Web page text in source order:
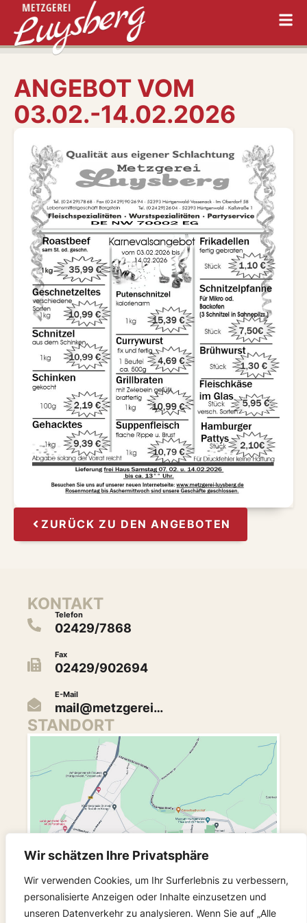
Wir schätzen Ihre Privatsphäre
Wir verwenden Cookies, um Ihr Surferlebnis zu verbessern,
personalisierte Anzeigen oder Inhalte einzusetzen und
unseren Datenverkehr zu analysieren. Wenn Sie auf „Alle
ANGEBOT VOM
03.02.-14.02.2026
ZURÜCK ZU DEN ANGEBOTEN
KONTAKT
Telefon
02429/7868
Fax
02429/902694
E-Mail
mail@metzgerei…
STANDORT